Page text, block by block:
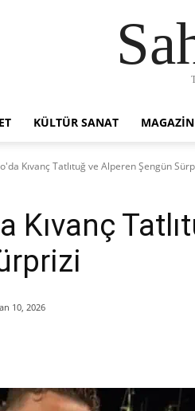
KÜLTÜR SANAT MAGAZIN
Kıvanç Tatlıtuğ ve Alperen Şengün
Kıvanç
10, 2026